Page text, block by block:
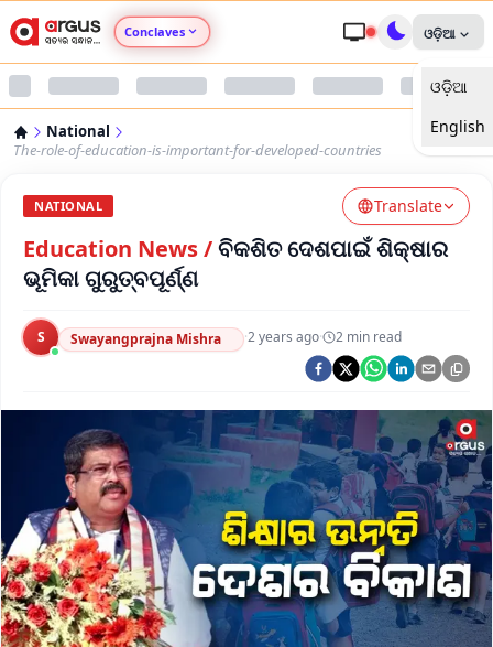
Conclaves
Argus Nari Shakti
Argus Health Connect
Argus Chalo Dekhein Apna Desh
ଓଡ଼ିଆ
ଓଡ଼ିଆ
English
National
The-role-of-education-is-important-for-developed-countries
NATIONAL Translate
Education News/ବିକଶିତ ଦେଶପାଇଁ ଶିକ୍ଷାର
ଭୂମିକା ଗୁରୁତ୍ବପୂର୍ଣ୍ଣ
S Swayangprajna Mishra ·2 years ago· 2 min read